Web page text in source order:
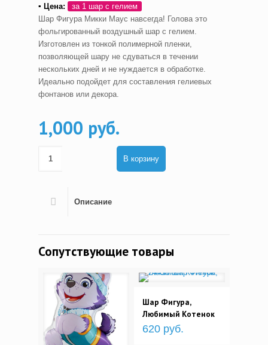
▪ Цена:
за 1 шар с гелием
Шар Фигура Микки Маус навсегда! Голова это
фольгированный воздушный шар с гелием.
Изготовлен из тонкой полимерной пленки,
позволяющей шару не сдуваться в течении
нескольких дней и не нуждается в обработке.
Идеально подойдет для составления гелиевых
фонтанов или декора.
1,000 руб.
В корзину
Описание
Сопутствующие товары
Шар Фигура,
Любимый Котенок
620 руб.